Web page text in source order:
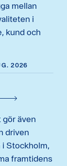
mellan
i
kund och
2026
gör även
driven
i Stockholm,
framtidens